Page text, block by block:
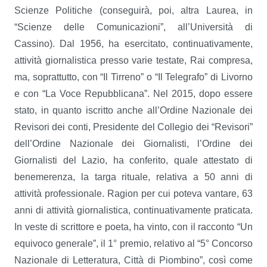
Scienze Politiche (conseguirà, poi, altra Laurea, in
“Scienze delle Comunicazioni”, all’Università di
Cassino). Dal 1956, ha esercitato, continuativamente,
attività giornalistica presso varie testate, Rai compresa,
ma, soprattutto, con “Il Tirreno” o “Il Telegrafo” di Livorno
e con “La Voce Repubblicana”. Nel 2015, dopo essere
stato, in quanto iscritto anche all’Ordine Nazionale dei
Revisori dei conti, Presidente del Collegio dei “Revisori”
dell’Ordine Nazionale dei Giornalisti, l’Ordine dei
Giornalisti del Lazio, ha conferito, quale attestato di
benemerenza, la targa rituale, relativa a 50 anni di
attività professionale. Ragion per cui poteva vantare, 63
anni di attività giornalistica, continuativamente praticata.
In veste di scrittore e poeta, ha vinto, con il racconto “Un
equivoco generale”, il 1° premio, relativo al “5° Concorso
Nazionale di Letteratura, Città di Piombino”, così come